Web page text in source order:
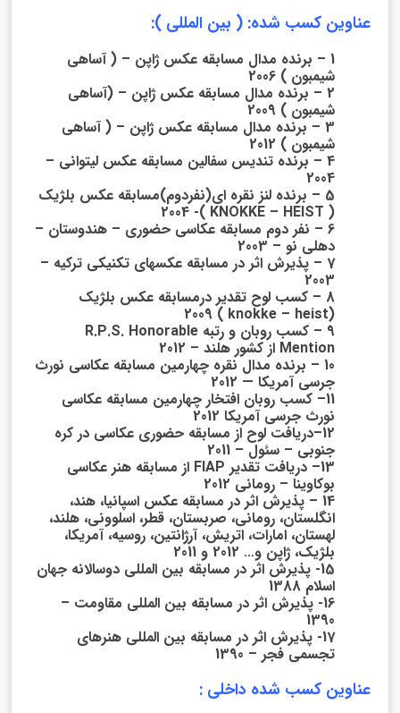
عناوین کسب شده: ( بین المللی ):
1 – برنده مدال مسابقه عکس ژاپن – ( آساهی
شیمبون ) 2006
2 – برنده مدال مسابقه عکس ژاپن – (آساهی
شیمبون ) 2009
3 – برنده مدال مسابقه عکس ژاپن – ( آساهی
شیمبون ) 2012
4 – برنده تندیس سفالین مسابقه عکس لیتوانی –
2004
5 – برنده لنز نقره ای(نفردوم)مسابقه عکس بلژیک
( KNOKKE – HEIST )- 2004
6 – نفر دوم مسابقه عکاسی حضوری – هندوستان –
دهلی نو – 2003
7 – پذیرش اثر در مسابقه عکسهای تکنیکی ترکیه –
2003
8 – کسب لوح تقدیر درمسابقه عکس بلژیک
(knokke – heist ) 2009
9 – کسب روبان و رتبه R.P.S. Honorable
Mention از کشور هلند – 2012
10 – برنده مدال نقره چهارمین مسابقه عکاسی نورث
جرسی آمریکا — 2012
11– کسب روبان افتخار چهارمین مسابقه عکاسی
نورث جرسی آمریکا 2012
12–دریافت لوح از مسابقه حضوری عکاسی در کره
جنوبی – سئول – 2011
13– دریافت تقدیر FIAP از مسابقه هنر عکاسی
بوکاوینا – رومانی 2012
14 – پذیرش اثر در مسابقه عکس اسپانیا، هند،
انگلستان، رومانی، صربستان، قطر، اسلوونی، هلند،
لهستان، امارات، اتریش، آرژانتین، روسیه، آمریکا،
بلژیک، ژاپن و… 2012 و 2011
15- پذیرش اثر در مسابقه بین المللی دوسالانه جهان
اسلام 1388
16- پذیرش اثر در مسابقه بین المللی مقاومت –
1390
17- پذیرش اثر در مسابقه بین المللی هنرهای
تجسمی فجر – 1390
عناوین کسب شده داخلی :